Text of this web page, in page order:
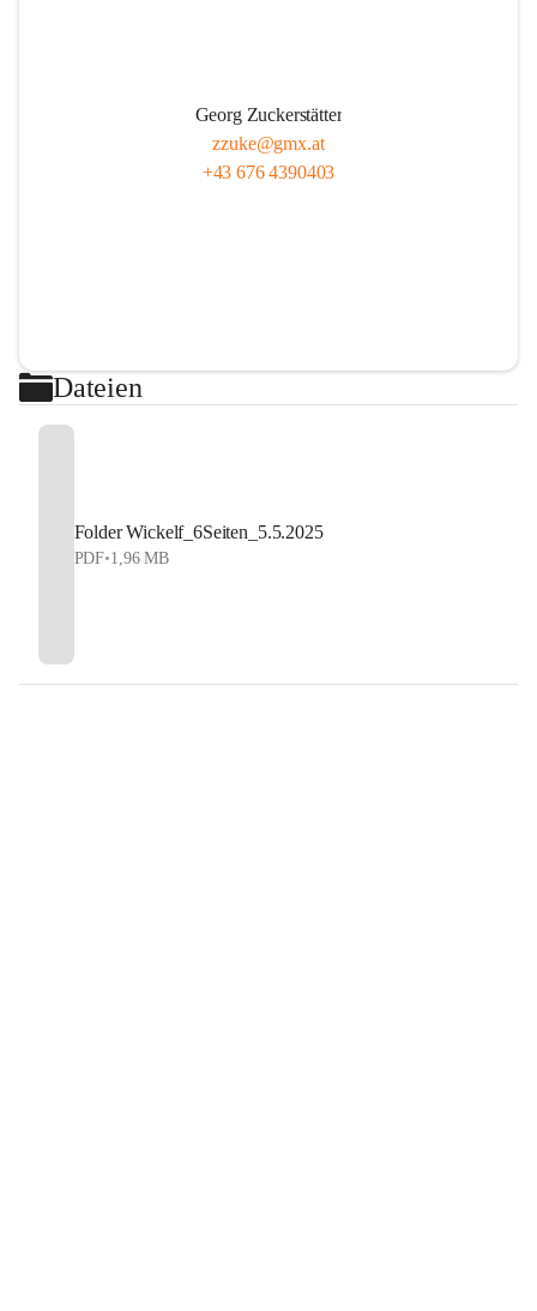
Georg Zuckerstätter
zzuke@gmx.at
+43 676 4390403
Dateien
Folder Wickelf_6Seiten_5.5.2025
PDF•1,96 MB